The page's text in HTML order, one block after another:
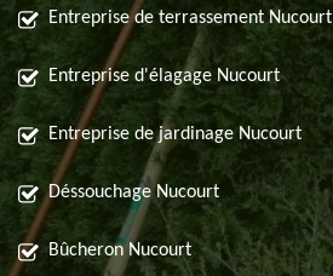
Entreprise de terrassement Nucourt
Entreprise d'élagage Nucourt
Entreprise de jardinage Nucourt
Déssouchage Nucourt
Bûcheron Nucourt